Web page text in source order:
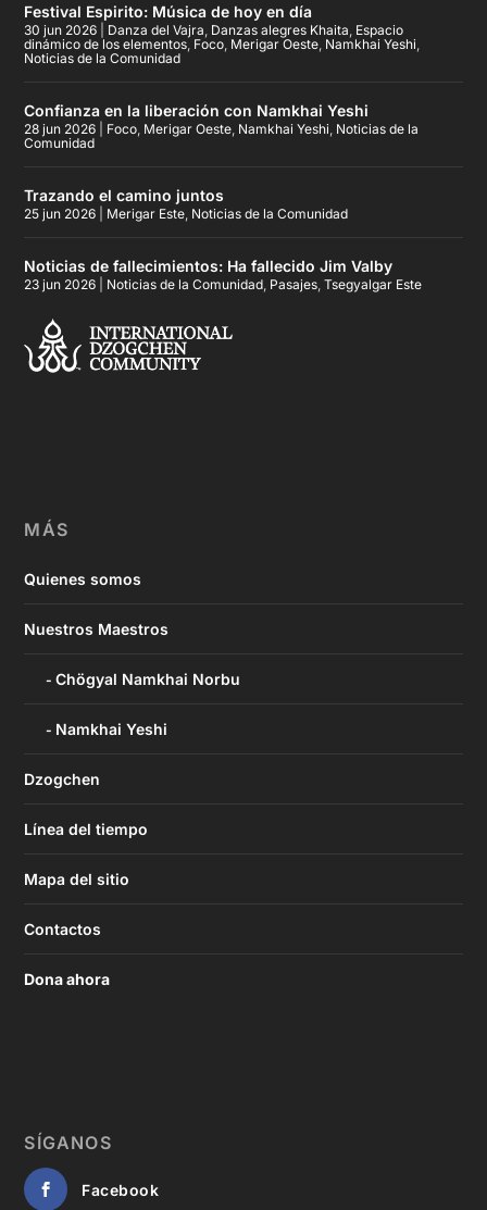
Festival Espirito: Música de hoy en día
30 jun 2026 Danza del Vajra Danzas alegres Khaita Espacio
dinámico de los elementos Foco Merigar Oeste Namkhai Yeshi
Noticias de la Comunidad
Confianza en la liberación con Namkhai Yeshi
28 jun 2026 Foco Merigar Oeste Namkhai Yeshi Noticias de la
Comunidad
Trazando el camino juntos
25 jun 2026 Merigar Este Noticias de la Comunidad
Noticias de fallecimientos: Ha fallecido Jim Valby
23 jun 2026 Noticias de la Comunidad Pasajes ,Tsegyalgar Este
MÁS
Quienes somos
Nuestros Maestros
Chögyal Namkhai Norbu
Namkhai Yeshi
Dzogchen
Línea del tiempo
Mapa del sitio
Contactos
Dona ahora
SÍGANOS
Facebook